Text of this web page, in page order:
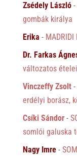
Zsédely László-
gombák királya
Erika -
Dr. Farkas
változatos
Vinczeffy Zsolt-
erdélyi borász,
Csíki Sándor-
somlói galuska
Nagy Imre-